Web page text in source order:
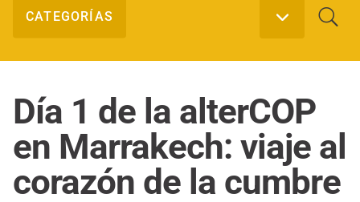
Día 1 de la alterCOP
en Marrakech: viaje al
corazón de la cumbre